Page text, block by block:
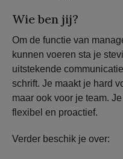
Wie ben jij?
Om de functie van
kunnen voeren sta je
uitstekende
schrift. Je maakt je hard
maar ook voor je team.
flexibel en proactief.
Verder beschik je over: